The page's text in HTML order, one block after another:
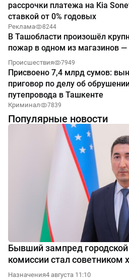
рассрочки платежа на Kia
ставкой от 0% годовых
Реклама 8244
В Ташобласти произошёл
пожар в одном из магазинов —
Происшествия 7949
Присвоено 7,4 млрд сумов:
приговор по делу об
путепровода в Ташкенте
Криминал 7839
Популярные новости
Бывший зампред городской
комиссии стал советником
Назначения4 августа 11:10